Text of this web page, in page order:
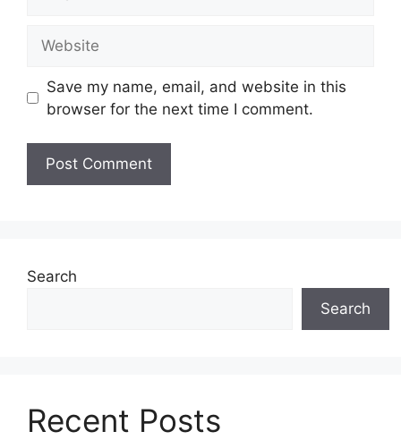
Save my name, email, and website in this
browser for the next time I comment.
Search
Search
Recent Posts